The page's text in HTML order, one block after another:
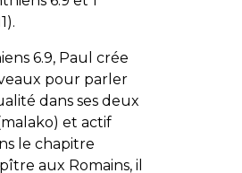
6.9, Paul crée
pour parler
dans ses deux
malako) et actif
le chapitre
aux Romains, il